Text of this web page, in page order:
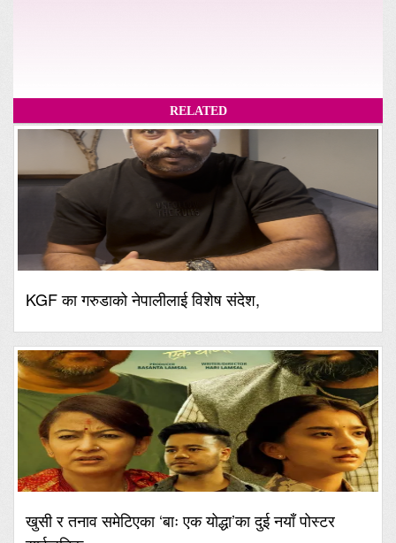
RELATED
KGF का गरुडाको नेपालीलाई विशेष संदेश,
खुसी र तनाव समेटिएका ‘बाः एक योद्धा’का दुई नयाँ पोस्टर